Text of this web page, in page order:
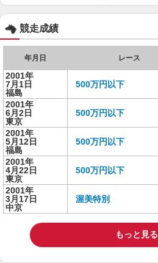
競走成績
年月日 レース
2001年
7月1日
福島
500万円以下
2001年
6月2日
東京
500万円以下
2001年
5月12日
福島
500万円以下
2001年
4月22日
東京
500万円以下
2001年
3月17日
中京
渥美特別
もっと見る